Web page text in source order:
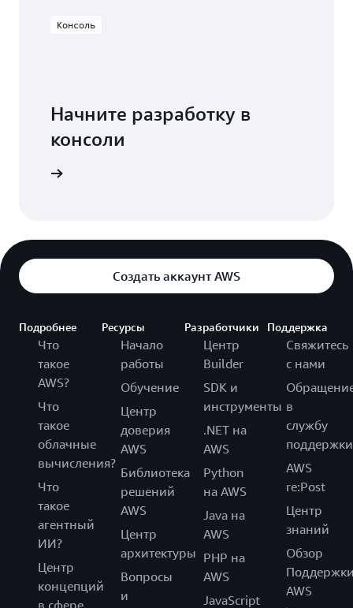
Консоль
Начните разработку в
консоли
Создать аккаунт AWS
Подробнее
Что
такое
AWS?
Что
такое
облачные
вычисления?
Что
такое
агентный
ИИ?
Центр
концепций
в сфере
Ресурсы
Начало
работы
Обучение
Центр
доверия
AWS
Библиотека
решений
AWS
Центр
архитектуры
Вопросы
и
Разработчики
Центр
Builder
SDK и
инструменты
.NET на
AWS
Python
на AWS
Java на
AWS
PHP на
AWS
JavaScript
Поддержка
Свяжитесь
с нами
в
службу
поддержки
AWS
re:Post
Центр
знаний
Обзор
AWS